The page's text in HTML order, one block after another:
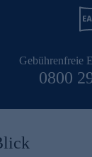
Gebührenfreie
0800